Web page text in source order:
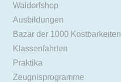
Waldorfshop
Ausbildungen
Bazar der 1000 Kostbarkeiten
Klassenfahrten
Praktika
Zeugnisprogramme